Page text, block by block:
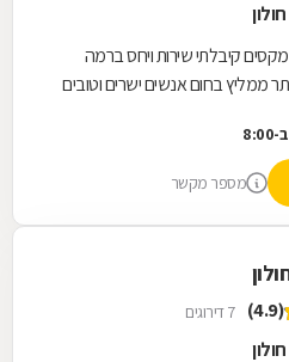
קיבלתי שירות ויחס ברמה
ממליץ בחום אנשים ישרים וטובים
מספר מקשר
(4.9) 7 דירוגים